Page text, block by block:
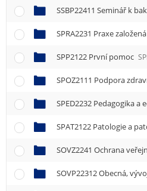
SSBP22411 Seminář k
SPP2122 První pomoc
SPED2232 Pedagogika
SPAT2122 Patologie a
SOVZ2241 Ochrana